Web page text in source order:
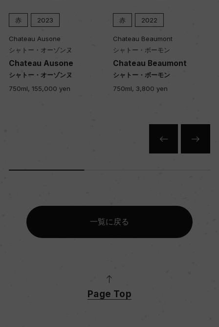
入数
12
色
赤 2023
Chateau Ausone
シャトー・オーゾンヌ
Chateau Ausone
シャトー・オーゾンヌ
750ml, 155,000 yen
赤 2022
Chateau Beaumont
シャトー・ボーモン
Chateau Beaumont
シャトー・ボーモン
750ml, 3,800 yen
一覧に戻る
Page Top